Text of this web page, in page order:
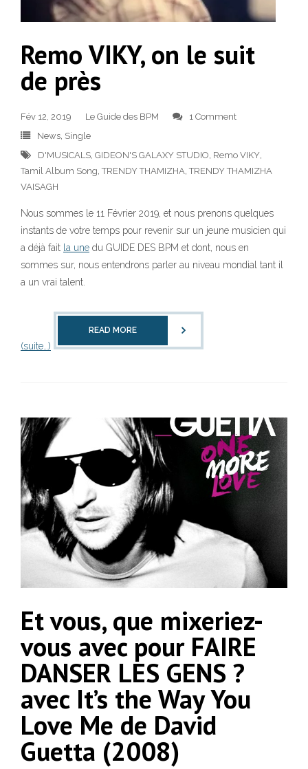
Remo VIKY, on le suit
de près
Fév 12, 2019 Le Guide des BPM
1 Comment
News Single
D'MUSICALS GIDEON'S GALAXY STUDIO Remo VIKY
Tamil Album Song ,TRENDY THAMIZHA ,TRENDY THAMIZHA
VAISAGH
Nous sommes le 11 Février 2019, et nous prenons quelques
instants de votre temps pour revenir sur un jeune musicien qui
a déjà fait la une du GUIDE DES BPM et dont, nous en
sommes sur, nous entendrons parler au niveau mondial tant il
a un vrai talent.
(suite…)
READ MORE
Et vous, que mixeriez-
vous avec pour FAIRE
DANSER LES GENS ?
avec It’s the Way You
Love Me de David
Guetta (2008)